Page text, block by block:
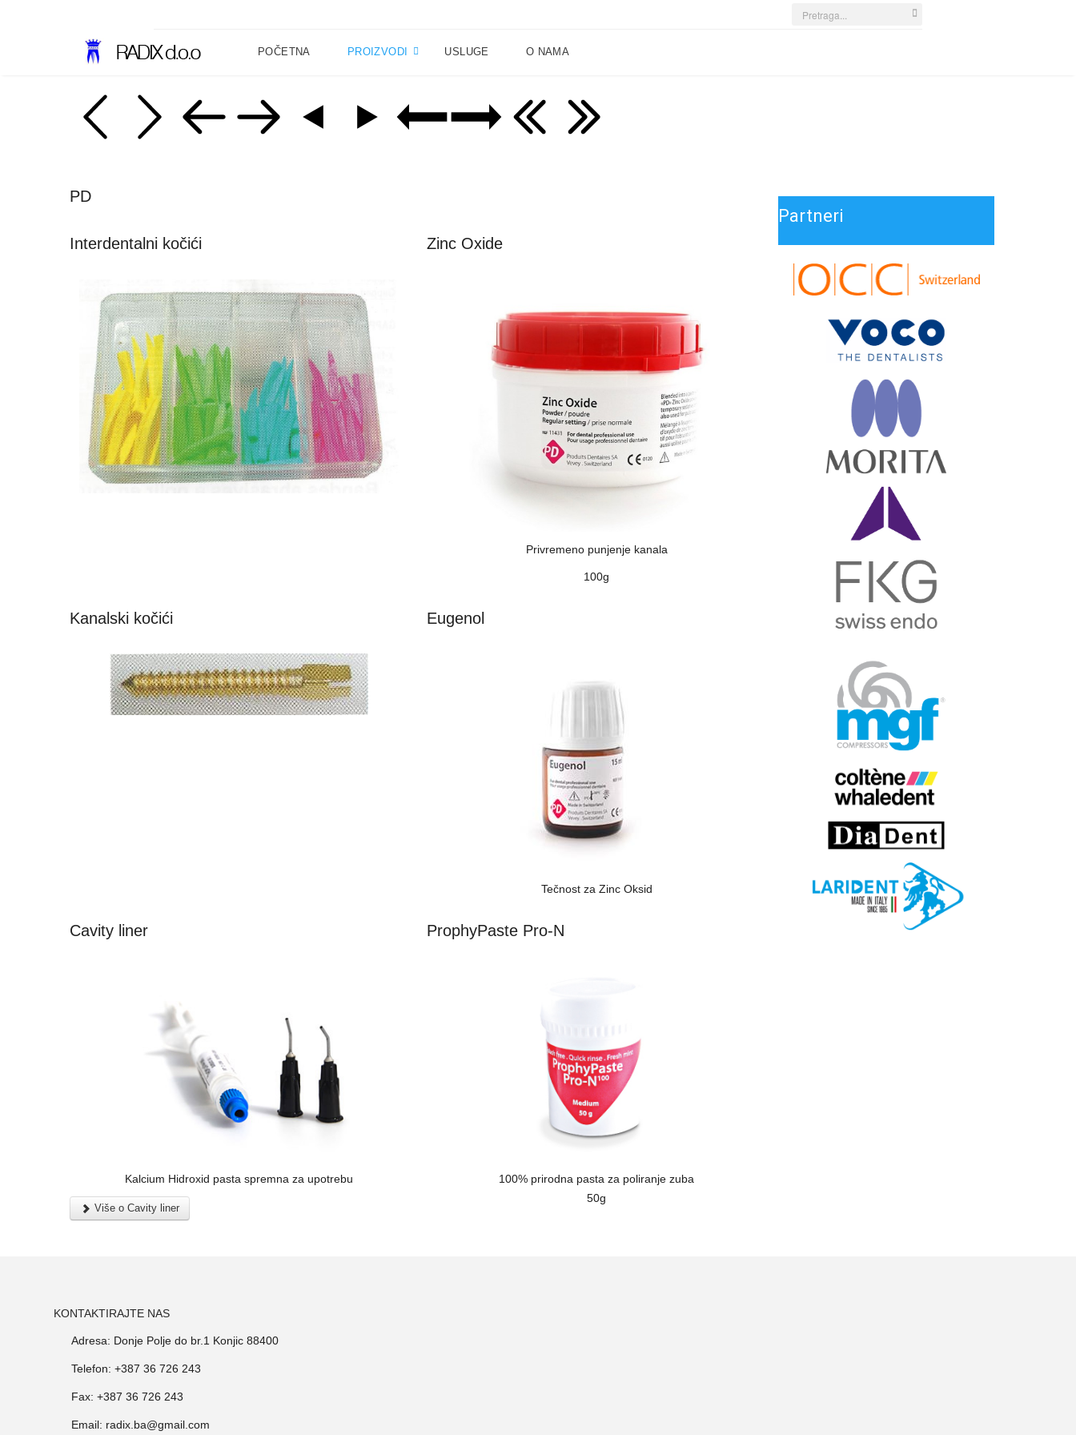
Search
POČETNA
PROIZVODI USLUGE O NAMA
PD
Interdentalni kočići Zinc Oxide
Privremeno punjenje kanala
100g
Kanalski kočići Eugenol
Tečnost za Zinc Oksid
Cavity liner
Kalcium Hidroxid pasta spremna za upotrebu
Više o Cavity liner
ProphyPaste Pro-N
100% prirodna pasta za poliranje zuba
50g
Partneri
KONTAKTIRAJTE NAS
Adresa: Donje Polje do br.1 Konjic 88400
Telefon: +387 36 726 243
Fax: +387 36 726 243
Email: radix.ba@gmail.com